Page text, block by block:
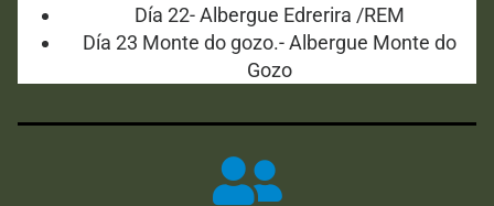
Día 22- Albergue Edrerira /REM
Día 23 Monte do gozo.- Albergue Monte do
Gozo